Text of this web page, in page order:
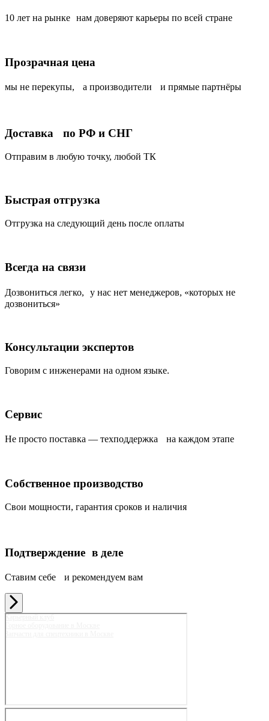
10 лет на рынке нам доверяют карьеры по всей стране
Прозрачная цена
мы не перекупы, а производители и прямые партнёры
Доставка по РФ и СНГ
Отправим в любую точку, любой ТК
Быстрая отгрузка
Отгрузка на следующий день после оплаты
Всегда на связи
Дозвониться легко, у нас нет менеджеров, «которых не
дозвониться»
Консультации экспертов
Говорим с инженерами на одном языке.
Сервис
Не просто поставка — техподдержка на каждом этапе
Собственное производство
Свои мощности, гарантия сроков и наличия
Подтверждение в деле
Ставим себе и рекомендуем вам